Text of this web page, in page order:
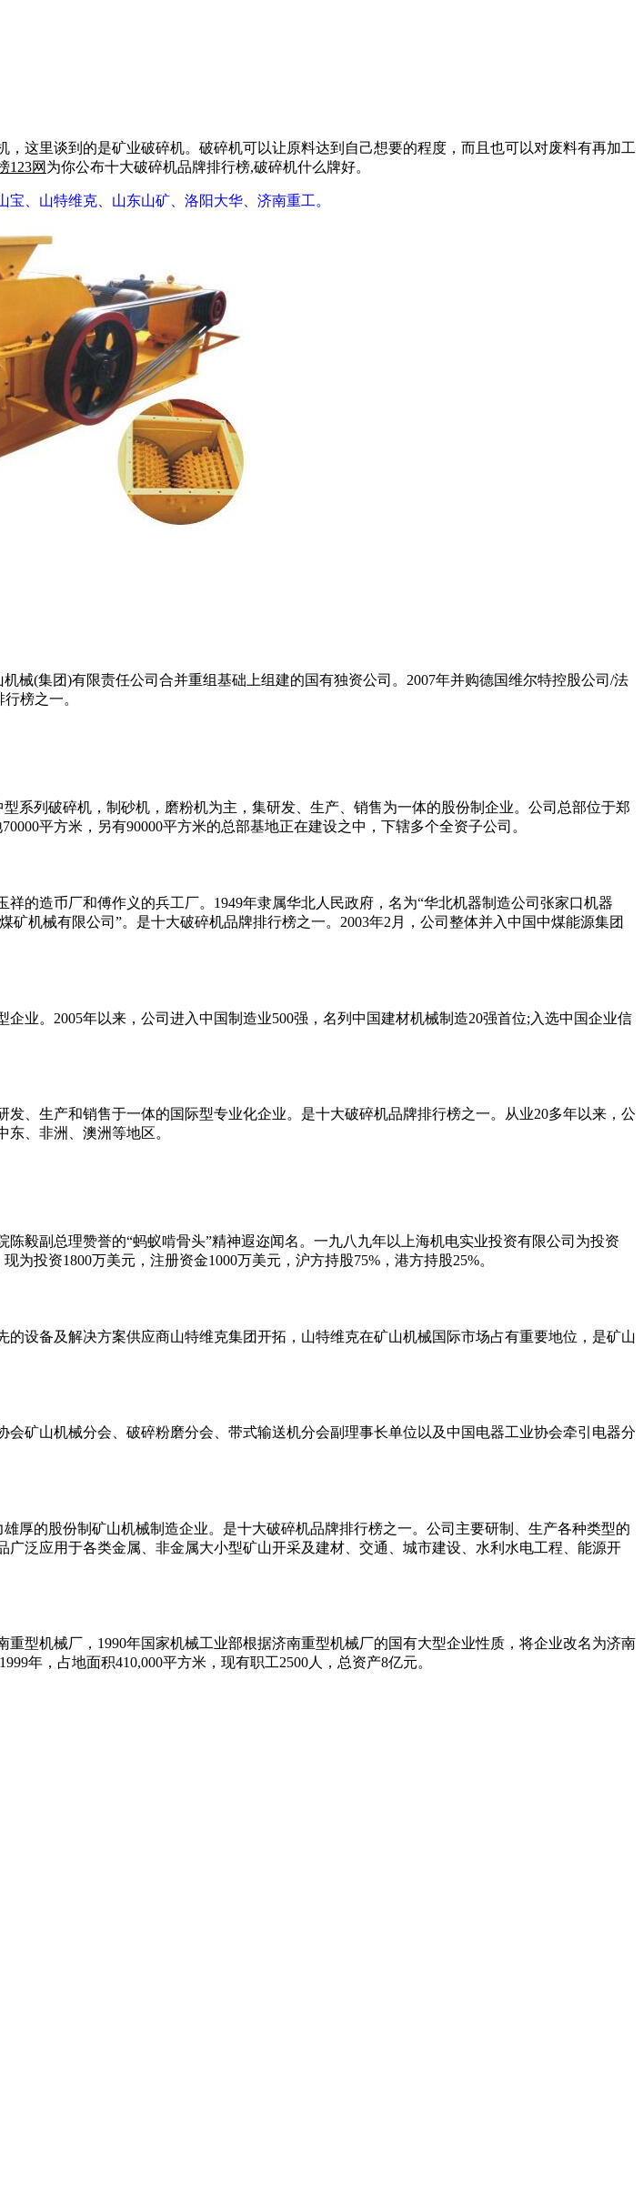
里谈到的是矿业破碎机。破碎机可以让原料达到自己想要的程度，而且也可以对废料有再加工
123网 为你公布十大破碎机品牌排行榜,破碎机什么牌好。
、山特维克、山东山矿、洛阳大华、济南重工。
(集团)有限责任公司合并重组基础上组建的国有独资公司。2007年并购德国维尔特控股公司/法
榜之一。
列破碎机，制砂机，磨粉机为主，集研发、生产、销售为一体的股份制企业。公司总部位于郑
平方米，另有90000平方米的总部基地正在建设之中，下辖多个全资子公司。
造币厂和傅作义的兵工厂。1949年隶属华北人民政府，名为“华北机器制造公司张家口机器
矿机械有限公司”。是十大破碎机品牌排行榜之一。2003年2月，公司整体并入中国中煤能源集团
。2005年以来，公司进入中国制造业500强，名列中国建材机械制造20强首位;入选中国企业信
生产和销售于一体的国际型专业化企业。是十大破碎机品牌排行榜之一。从业20多年以来，公
、非洲、澳洲等地区。
副总理赞誉的“蚂蚁啃骨头”精神遐迩闻名。一九八九年以上海机电实业投资有限公司为投资
投资1800万美元，注册资金1000万美元，沪方持股75%，港方持股25%。
备及解决方案供应商山特维克集团开拓，山特维克在矿山机械国际市场占有重要地位，是矿山
山机械分会、破碎粉磨分会、带式输送机分会副理事长单位以及中国电器工业协会牵引电器分
的股份制矿山机械制造企业。是十大破碎机品牌排行榜之一。公司主要研制、生产各种类型的
泛应用于各类金属、非金属大小型矿山开采及建材、交通、城市建设、水利水电工程、能源开
机械厂，1990年国家机械工业部根据济南重型机械厂的国有大型企业性质，将企业改名为济南
年，占地面积410,000平方米，现有职工2500人，总资产8亿元。